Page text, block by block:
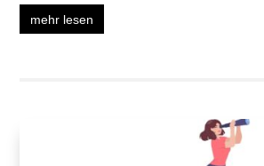
mehr lesen